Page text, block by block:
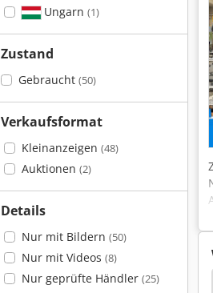
Ungarn (1)
Zustand
Gebraucht (50)
Verkaufsformat
Kleinanzeigen (48)
Auktionen (2)
Details
Nur mit Bildern (50)
Nur mit Videos (8)
Nur geprüfte Händler (25)
Zyklendrehmaschine Chevalier